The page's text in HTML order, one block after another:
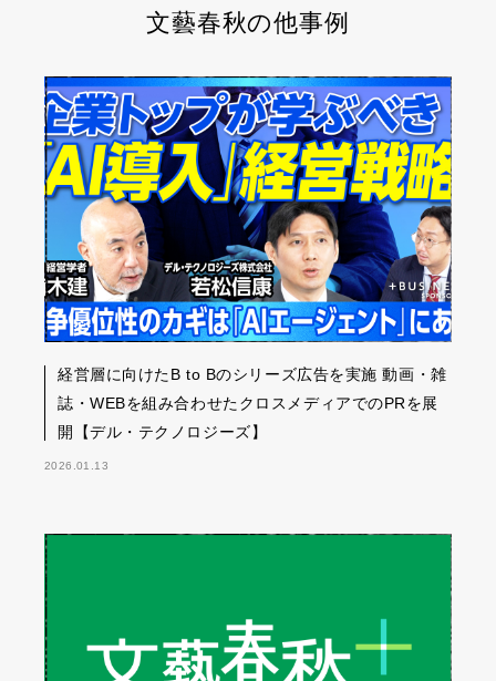
文藝春秋の他事例
経営層に向けたB to Bのシリーズ広告を実施 動画・雑
誌・WEBを組み合わせたクロスメディアでのPRを展
開【デル・テクノロジーズ】
2026.01.13